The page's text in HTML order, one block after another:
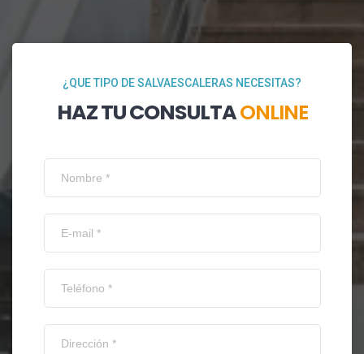
¿QUE TIPO DE SALVAESCALERAS NECESITAS?
HAZ TU CONSULTAONLINE